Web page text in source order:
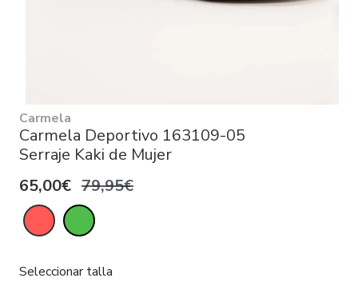
Carmela
Carmela Deportivo 163109-05
Serraje Kaki de Mujer
65,00€ 79,95€
Seleccionar talla